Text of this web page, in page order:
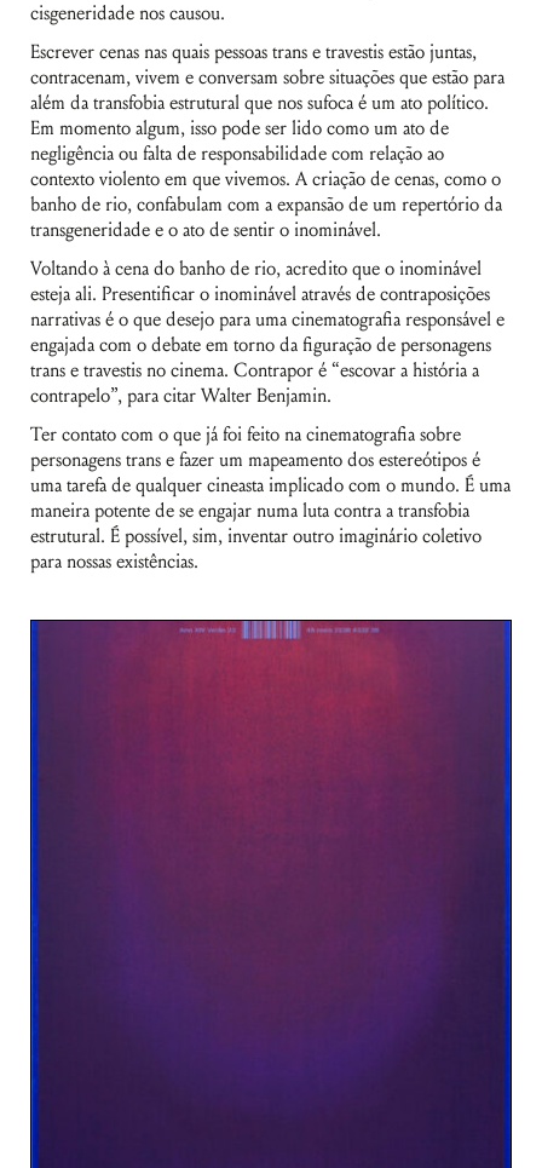
cisgeneridade nos causou.
Escrever cenas nas quais pessoas trans e travestis estão juntas,
contracenam, vivem e conversam sobre situações que estão para
além da transfobia estrutural que nos sufoca é um ato político.
Em momento algum, isso pode ser lido como um ato de
negligência ou falta de responsabilidade com relação ao
contexto violento em que vivemos. A criação de cenas, como o
banho de rio, confabulam com a expansão de um repertório da
transgeneridade e o ato de sentir o inominável.
Voltando à cena do banho de rio, acredito que o inominável
esteja ali. Presentificar o inominável através de contraposições
narrativas é o que desejo para uma cinematografia responsável e
engajada com o debate em torno da figuração de personagens
trans e travestis no cinema. Contrapor é “escovar a história a
contrapelo”, para citar Walter Benjamin.
Ter contato com o que já foi feito na cinematografia sobre
personagens trans e fazer um mapeamento dos estereótipos é
uma tarefa de qualquer cineasta implicado com o mundo. É uma
maneira potente de se engajar numa luta contra a transfobia
estrutural. É possível, sim, inventar outro imaginário coletivo
para nossas existências.